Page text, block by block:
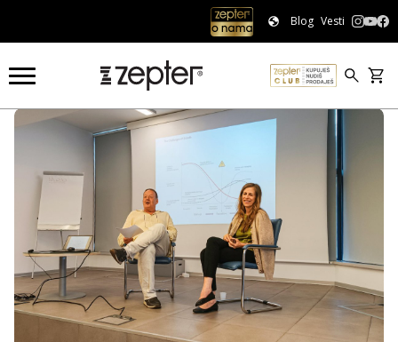
Blog Vesti